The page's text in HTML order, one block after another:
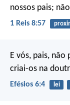
nossos pais;
1 Reis 8:57
E vós, pais, não
criai-os na
Efésios 6:4 lei